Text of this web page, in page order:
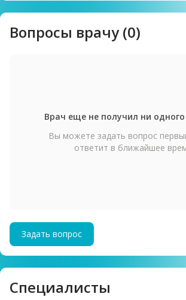
Вопросы врачу (0)
Врач еще не получил ни
Вы можете задать вопрос
ответит в ближайшее
Задать вопрос
Cпециалисты